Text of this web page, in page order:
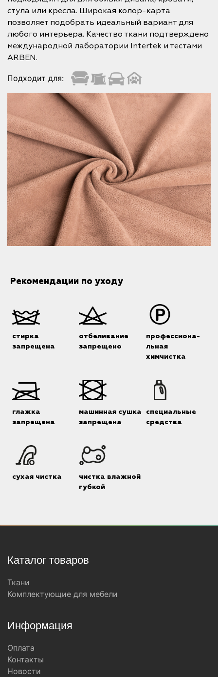
стула или кресла. Широкая колор-карта
позволяет подобрать идеальный вариант для
любого интерьера. Качество ткани подтверждено
международной лаборатории Intertek и тестами
ARBEN.
Подходит для:
Рекомендации по уходу
стирка
запрещена
отбеливание
запрещено
профессиона-
льная
химчистка
глажка
запрещена
машинная сушка
запрещена
специальные
средства
сухая чистка
чистка влажной
губкой
Каталог товаров
Ткани
Комплектующие для мебели
Информация
Оплата
Контакты
Новости